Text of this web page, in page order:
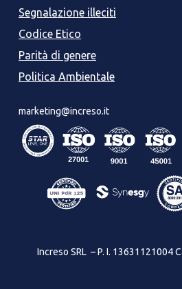
Segnalazione illeciti
Codice Etico
Parità di genere
Politica Ambientale
marketing@increso.it
Increso SRL – P. I. 13631121004